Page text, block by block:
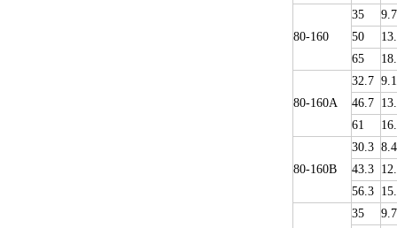
80-160
35
50
65
80-160A
32.7 9.1
46.7
61
80-160B
30.3 8.4
43.3
56.3
35